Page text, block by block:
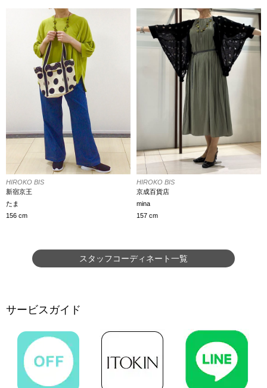
HIROKO BIS
新宿京王
たま
156 cm
HIROKO BIS
京成百貨店
mina
157 cm
スタッフコーディネート一覧
サービスガイド